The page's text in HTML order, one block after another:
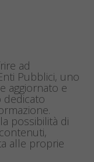
ad
Pubblici, uno
aggiornato e
dedicato
possibilità di
alle proprie